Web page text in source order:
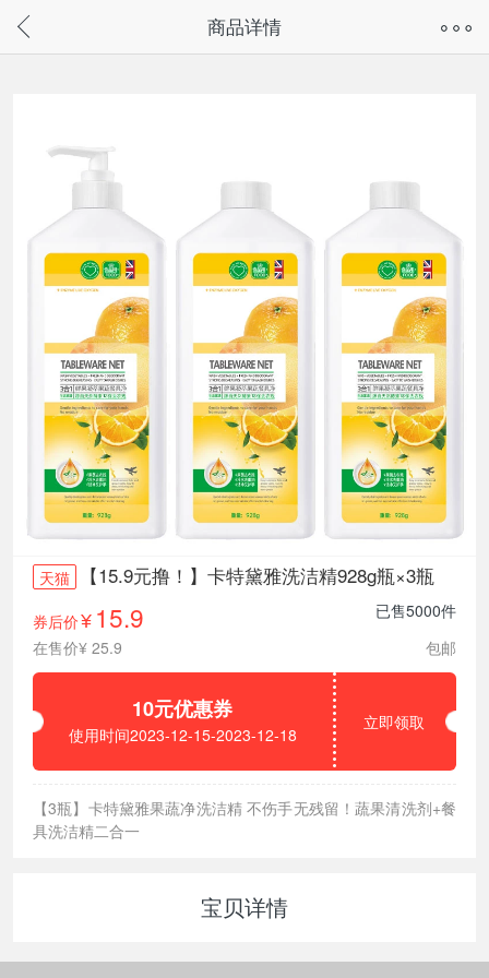
请通过微信或支付宝搜“奇兔客小程序”访问
商品详情
天猫 【15.9元撸！】卡特黛雅洗洁精928g瓶×3瓶
券后价¥ 15.9
已售5000件
在售价¥ 25.9
包邮
10元优惠券
使用时间2023-12-15-2023-12-18
立即领取
【3瓶】卡特黛雅果蔬净洗洁精 不伤手无残留！蔬果清洗剂+餐
具洗洁精二合一
宝贝详情